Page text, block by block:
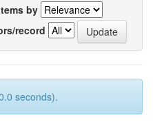
by
record
seconds).